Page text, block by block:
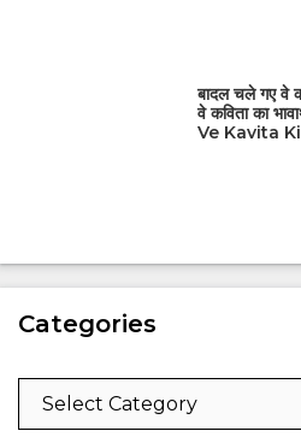
बादल चले गए वे
वे कविता का
Ve Kavita
Categories
Categories